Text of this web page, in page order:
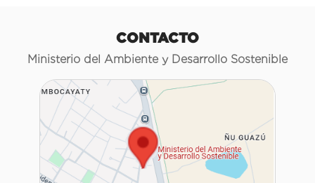
CONTACTO
Ministerio del Ambiente y Desarrollo Sostenible